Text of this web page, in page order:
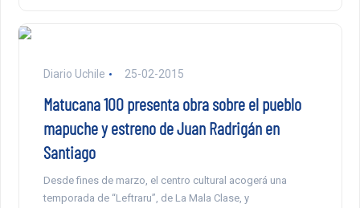
Diario Uchile 25-02-2015
Matucana 100 presenta obra sobre el pueblo
mapuche y estreno de Juan Radrigán en
Santiago
Desde fines de marzo, el centro cultural acogerá una
temporada de “Leftraru”, de La Mala Clase, y